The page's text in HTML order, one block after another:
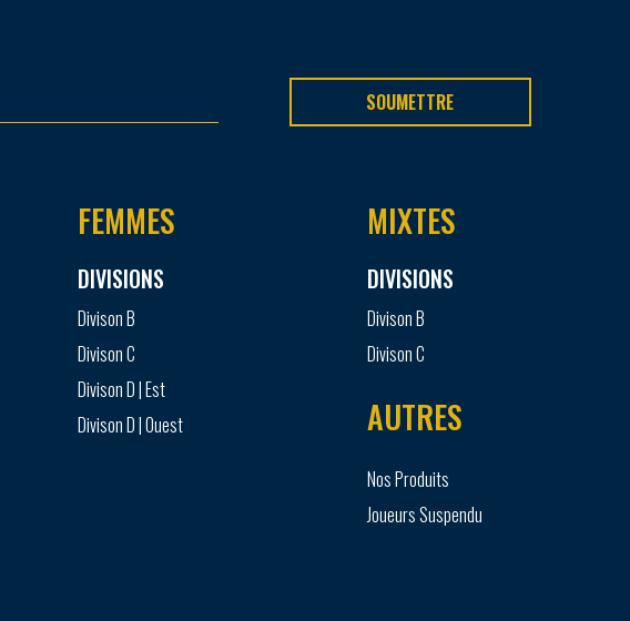
SOUMETTRE
FEMMES
DIVISIONS
Divison B
Divison C
Divison D | Est
Divison D | Ouest
MIXTES
DIVISIONS
Divison B
Divison C
AUTRES
Nos Produits
Joueurs Suspendu